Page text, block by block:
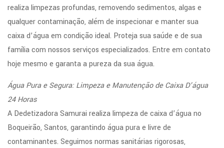
realiza limpezas profundas, removendo sedimentos, algas e
qualquer contaminação, além de inspecionar e manter sua
caixa d’água em condição ideal. Proteja sua saúde e de sua
família com nossos serviços especializados. Entre em contato
hoje mesmo e garanta a pureza da sua água.
Água Pura e Segura: Limpeza e Manutenção de Caixa D’água
24 Horas
A Dedetizadora Samurai realiza limpeza de caixa d’água no
Boqueirão, Santos, garantindo água pura e livre de
contaminantes. Seguimos normas sanitárias rigorosas,